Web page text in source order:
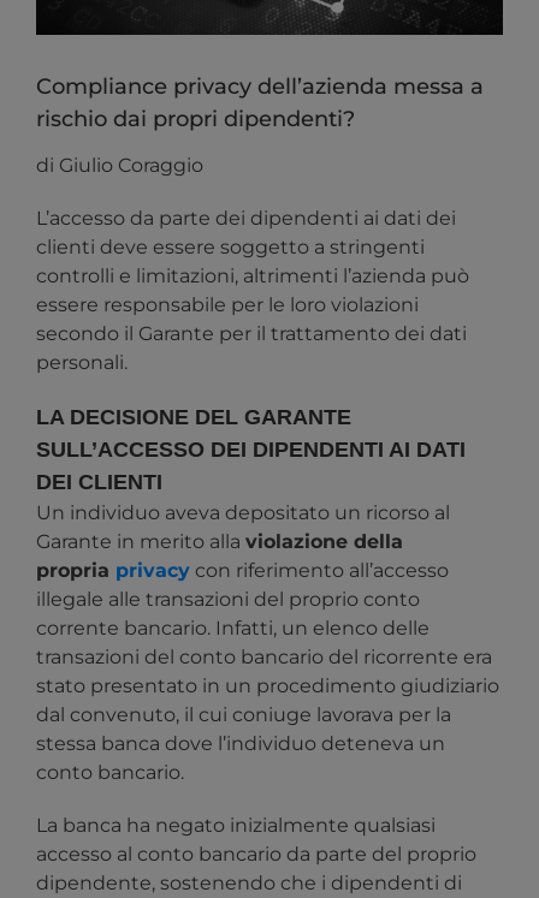
Compliance privacy dell’azienda messa a
rischio dai propri dipendenti?
di Giulio Coraggio
L’accesso da parte dei dipendenti ai dati dei
clienti deve essere soggetto a stringenti
controlli e limitazioni, altrimenti l’azienda può
essere responsabile per le loro violazioni
secondo il Garante per il trattamento dei dati
personali.
LA DECISIONE DEL GARANTE
SULL’ACCESSO DEI DIPENDENTI AI DATI
DEI CLIENTI
Un individuo aveva depositato un ricorso al
Garante in merito alla violazione della
propria privacy con riferimento all’accesso
illegale alle transazioni del proprio conto
corrente bancario. Infatti, un elenco delle
transazioni del conto bancario del ricorrente era
stato presentato in un procedimento giudiziario
dal convenuto, il cui coniuge lavorava per la
stessa banca dove l’individuo deteneva un
conto bancario.
La banca ha negato inizialmente qualsiasi
accesso al conto bancario da parte del proprio
dipendente, sostenendo che i dipendenti di